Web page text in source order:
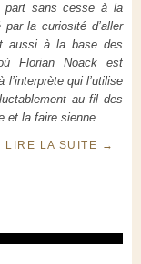
part sans cesse à la
la curiosité d’aller
aussi à la base des
Florian Noack est
l’interprète qui l’utilise
au fil des
et la faire sienne.
LIRE LA SUITE →